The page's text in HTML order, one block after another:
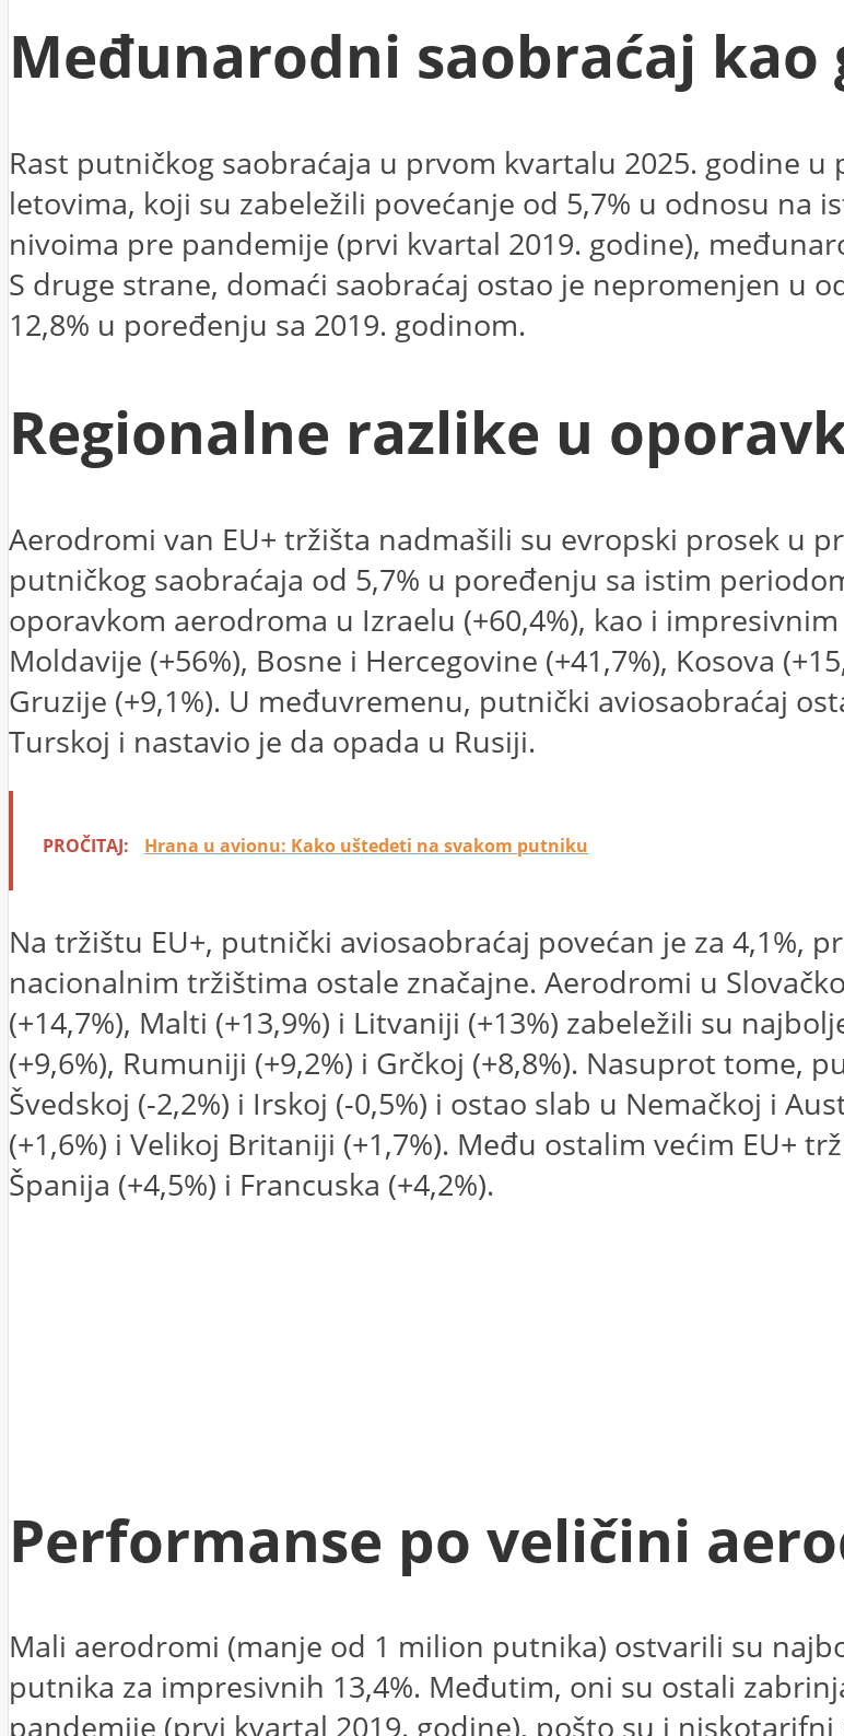
Međunarodni saobraćaj
Rast putničkog saobraćaja u prvom kvartalu 2025. godine
letovima, koji su zabeležili povećanje od 5,7% u odnosu
nivoima pre pandemije (prvi kvartal 2019. godine),
S druge strane, domaći saobraćaj ostao je nepromenjen u
12,8% u poređenju sa 2019. godinom.
Regionalne razlike u
Aerodromi van EU+ tržišta nadmašili su evropski prosek u
putničkog saobraćaja od 5,7% u poređenju sa istim
oporavkom aerodroma u Izraelu (+60,4%), kao i
Moldavije (+56%), Bosne i Hercegovine (+41,7%), Kosova
Gruzije (+9,1%). U međuvremenu, putnički aviosaobraćaj
Turskoj i nastavio je da opada u Rusiji.
PROČITAJ: Hrana u avionu: Kako uštedeti na svakom putniku
Na tržištu EU+, putnički aviosaobraćaj povećan je za 4,1%,
nacionalnim tržištima ostale značajne. Aerodromi u
(+14,7%), Malti (+13,9%) i Litvaniji (+13%) zabeležili su
(+9,6%), Rumuniji (+9,2%) i Grčkoj (+8,8%). Nasuprot tome,
Švedskoj (-2,2%) i Irskoj (-0,5%) i ostao slab u Nemačkoj i
(+1,6%) i Velikoj Britaniji (+1,7%). Među ostalim većim EU+
Španija (+4,5%) i Francuska (+4,2%).
Performanse po veličini
Mali aerodromi (manje od 1 milion putnika) ostvarili su
putnika za impresivnih 13,4%. Međutim, oni su ostali
pandemije (prvi kvartal 2019. godine), pošto su i